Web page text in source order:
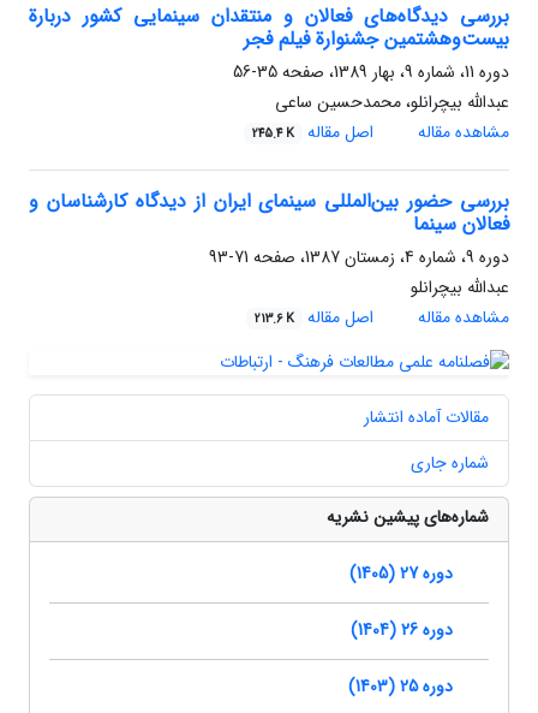
بررسی دیدگاه‌های فعالان و منتقدان سینمایی کشور دربارة
بیست‌وهشتمین جشنوارة فیلم فجر
دوره 11، شماره 9، بهار 1389، صفحه
35-56
عبدالله بیچرانلو، محمدحسین ساعی
مشاهده مقاله
اصل مقاله 245.4 K
بررسی حضور بین‌المللی سینمای ایران از دیدگاه کارشناسان و
فعالان سینما
دوره 9، شماره 4، زمستان 1387، صفحه
71-93
عبدالله بیچرانلو
مشاهده مقاله
اصل مقاله 213.6 K
مقالات آماده انتشار
شماره جاری
شماره‌های پیشین نشریه
دوره 27 (1405)
دوره 26 (1404)
دوره 25 (1403)